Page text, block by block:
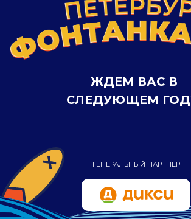
ЖДЕМ ВАС В
СЛЕДУЮЩЕМ ГОДУ!